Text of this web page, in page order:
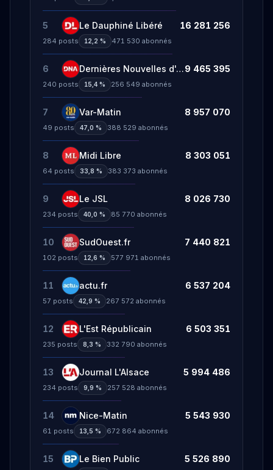
5 Le Dauphiné Libéré 16 281 256
284 posts 12,2 % 471 530 abonnés
6 Dernières Nouvelles d'Alsace - DNA9 465 395
240 posts 15,4 % 256 549 abonnés
7 Var-Matin 8 957 070
49 posts 47,0 % 388 529 abonnés
8 Midi Libre 8 303 051
64 posts 33,8 % 383 373 abonnés
9 Le JSL 8 026 730
234 posts 40,0 % 85 770 abonnés
10 SudOuest.fr 7 440 821
102 posts 12,6 % 577 971 abonnés
11 actu.fr 6 537 204
57 posts 42,9 % 267 572 abonnés
12 L'Est Républicain 6 503 351
235 posts 8,3 % 332 790 abonnés
13 Journal L'Alsace 5 994 486
234 posts 9,9 % 257 528 abonnés
14 Nice-Matin 5 543 930
61 posts 13,5 % 672 864 abonnés
15 Le Bien Public 5 526 890